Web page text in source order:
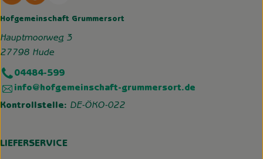
Hofgemeinschaft Grummersort
Hauptmoorweg 3
27798 Hude
04484-599
info@hofgemeinschaft-grummersort.de
Kontrollstelle: DE-ÖKO-022
LIEFERSERVICE